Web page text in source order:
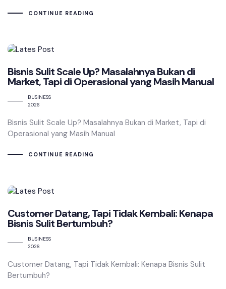
CONTINUE READING
Bisnis Sulit Scale Up? Masalahnya Bukan di
Market, Tapi di Operasional yang Masih Manual
BUSINESS
2026
Bisnis Sulit Scale Up? Masalahnya Bukan di Market, Tapi di
Operasional yang Masih Manual
CONTINUE READING
Customer Datang, Tapi Tidak Kembali: Kenapa
Bisnis Sulit Bertumbuh?
BUSINESS
2026
Customer Datang, Tapi Tidak Kembali: Kenapa Bisnis Sulit
Bertumbuh?